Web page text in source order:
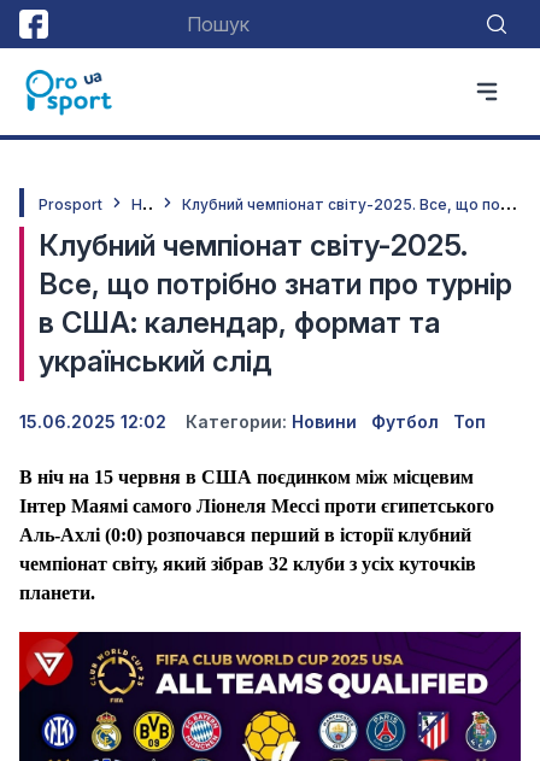
Prosport Н
овини К
лубний чемпіонат світу-2025. Все, що потрібно знати про турнір в США: календар, формат та український слід
Клубний чемпіонат світу-2025.
Все, що потрібно знати про турнір
в США: календар, формат та
український слід
15.06.2025 12:02 Категории: Новини Футбол Топ
В ніч на 15 червня в США поєдинком між місцевим
Інтер Маямі самого Ліонеля Мессі проти єгипетського
Аль-Ахлі (0:0) розпочався перший в історії клубний
чемпіонат світу, який зібрав 32 клуби з усіх куточків
планети.